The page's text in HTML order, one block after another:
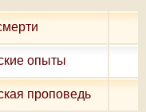
опыты
проповедь